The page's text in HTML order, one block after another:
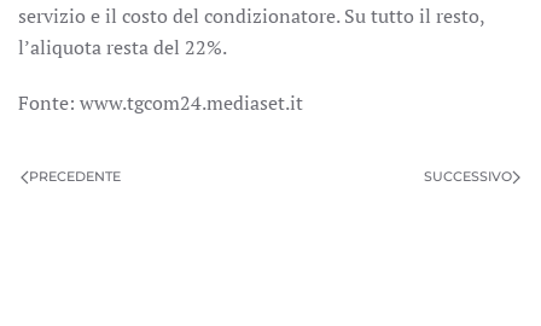
servizio e il costo del condizionatore. Su tutto il resto,
l’aliquota resta del 22%.
Fonte: www.tgcom24.mediaset.it
PRECEDENTE SUCCESSIVO